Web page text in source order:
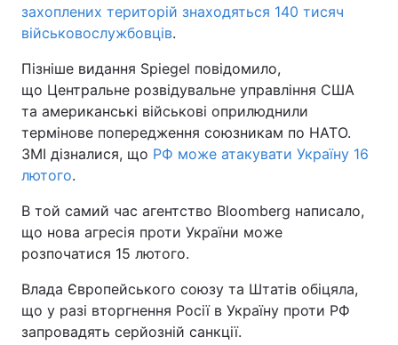
захоплених територій знаходяться 140 тисяч
військовослужбовців.
Пізніше видання Spiegel повідомило,
що Центральне розвідувальне управління США
та американські військові оприлюднили
термінове попередження союзникам по НАТО.
ЗМІ дізналися, що РФ може атакувати Україну 16
лютого.
В той самий час агентство Bloomberg написало,
що нова агресія проти України може
розпочатися 15 лютого.
Влада Європейського союзу та Штатів обіцяла,
що у разі вторгнення Росії в Україну проти РФ
запровадять серйозній санкції.